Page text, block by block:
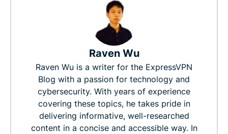
Raven Wu
Raven Wu is a writer for the ExpressVPN
Blog with a passion for technology and
cybersecurity. With years of experience
covering these topics, he takes pride in
delivering informative, well-researched
content in a concise and accessible way. In